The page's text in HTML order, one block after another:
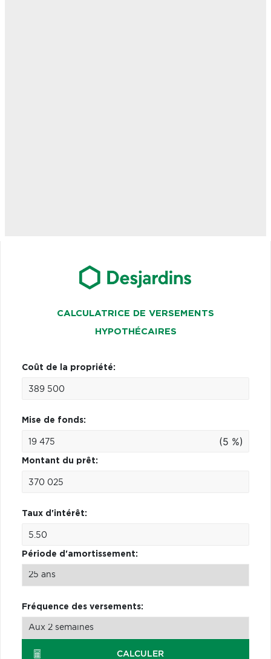
CALCULATRICE DE VERSEMENTS
HYPOTHÉCAIRES
Coût de la propriété:
Mise de fonds:
(5 %)
Montant du prêt:
Taux d'intérêt:
Période d'amortissement:
Fréquence des versements:
CALCULER